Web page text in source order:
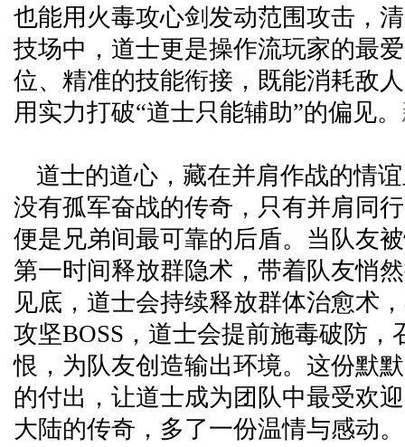
也能用火毒攻心剑发动范围攻击，
技场中，道士更是操作流玩家的最
位、精准的技能衔接，既能消耗敌
用实力打破“道士只能辅助”的偏见。
道士的道心，藏在并肩作战的情
没有孤军奋战的传奇，只有并肩同
便是兄弟间最可靠的后盾。当队友
第一时间释放群隐术，带着队友悄
见底，道士会持续释放群体治愈术
攻坚BOSS，道士会提前施毒破防，
恨，为队友创造输出环境。这份默
的付出，让道士成为团队中最受欢
大陆的传奇，多了一份温情与感动。